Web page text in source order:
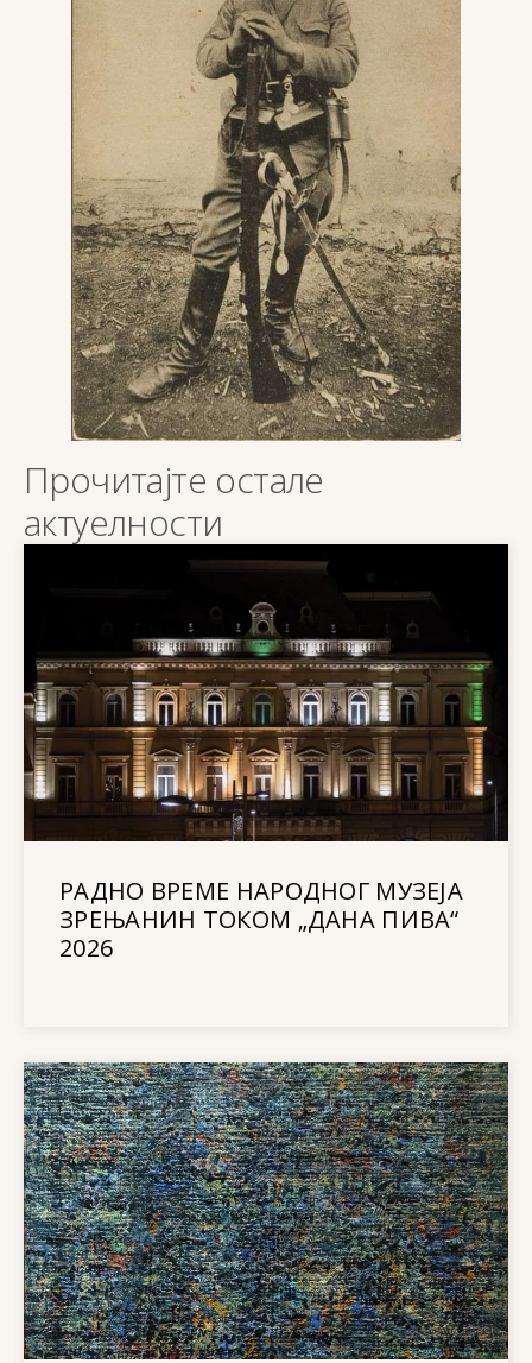
Прочитајте остале
актуелности
РАДНО ВРЕМЕ НАРОДНОГ МУЗЕЈА
ЗРЕЊАНИН ТОКОМ „ДАНА ПИВА“
2026